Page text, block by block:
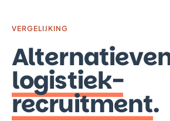
VERGELIJKING
logistiek-
recruitment.